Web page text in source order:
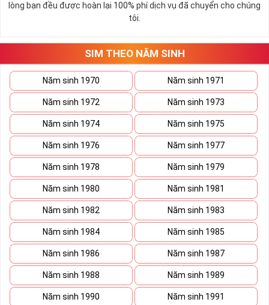
Sở hữu và dùng sim số đẹp ít ra cũng phân biệt được bạn là
ai? Là đại gia, doanh nhân thành đạt , VIP, hay là giới sành
Tham khảo thêm: Bộ Sưu Tập Sim Số Đẹp Đầu Số
09 HOT Nhất
Thế Nào Là Sim Giá Rẻ?
Muasim giá rẻhay sim giảm giá không có nghĩa đây là sim
xấu, sim số đẹp giá rẻ có thể là những sim siêu vip nhưng đã
lâu chưa tìm được người mua nên có sale of 1 chút để kích
cầu mua sắm.
Trong mọi cuộc mua bán, người nhanh tay là người chiến
thắng sim số đẹp đôi khi cũng như vật giá leo thang ngày
hôm nay giá thấp nhưng ngày mai có thể tăng phi mã số tiền
bạn dự định bỏ ra có thể nhanh chóng vượt khung trần.
lòng bạn đều được hoàn lại 100% phí dịch vụ đã chuyển cho chúng
tôi.
SIM THEO NĂM SINH
Năm sinh 1970 Năm sinh 1971
Năm sinh 1972 Năm sinh 1973
Năm sinh 1974 Năm sinh 1975
Năm sinh 1976 Năm sinh 1977
Năm sinh 1978 Năm sinh 1979
Năm sinh 1980 Năm sinh 1981
Năm sinh 1982 Năm sinh 1983
Năm sinh 1984 Năm sinh 1985
Năm sinh 1986 Năm sinh 1987
Năm sinh 1988 Năm sinh 1989
Năm sinh 1990 Năm sinh 1991